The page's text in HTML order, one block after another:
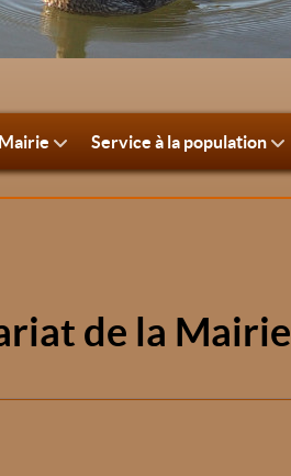
Mairie Service à la population
de la Mairie